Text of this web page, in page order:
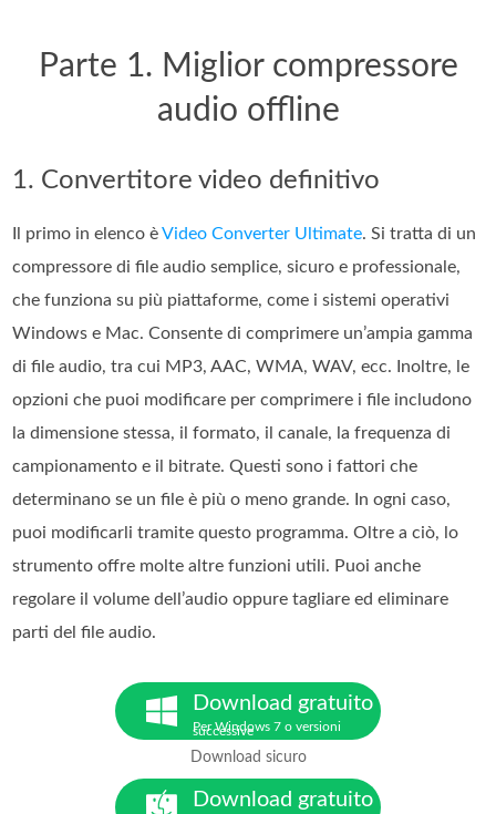
Parte 1. Miglior compressore
audio offline
1. Convertitore video definitivo
Il primo in elenco èVideo Converter Ultimate. Si tratta di un
compressore di file audio semplice, sicuro e professionale,
che funziona su più piattaforme, come i sistemi operativi
Windows e Mac. Consente di comprimere un’ampia gamma
di file audio, tra cui MP3, AAC, WMA, WAV, ecc. Inoltre, le
opzioni che puoi modificare per comprimere i file includono
la dimensione stessa, il formato, il canale, la frequenza di
campionamento e il bitrate. Questi sono i fattori che
determinano se un file è più o meno grande. In ogni caso,
puoi modificarli tramite questo programma. Oltre a ciò, lo
strumento offre molte altre funzioni utili. Puoi anche
regolare il volume dell’audio oppure tagliare ed eliminare
parti del file audio.
Download gratuito
Per Windows 7 o versioni
successive
Download sicuro
Download gratuito